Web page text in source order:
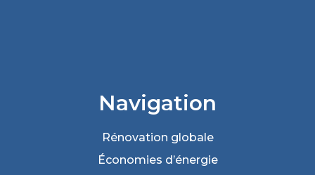
Navigation
Rénovation globale
Économies d’énergie